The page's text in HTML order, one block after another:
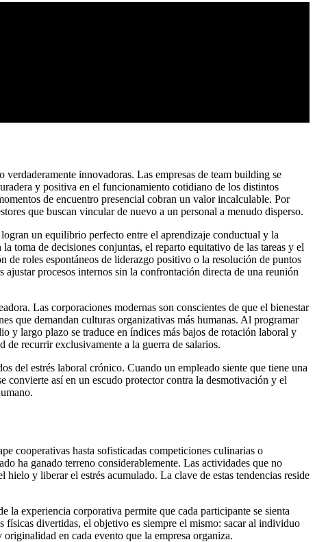
innovadoras. Las empresas de team building se
y positiva en el funcionamiento cotidiano de los distintos
de encuentro presencial cobran un valor incalculable. Por
que buscan vincular de nuevo a un personal a menudo disperso.
un equilibrio perfecto entre el aprendizaje conductual y la
toma de decisiones conjuntas, el reparto equitativo de las tareas y el
roles espontáneos de liderazgo positivo o la resolución de puntos
procesos internos sin la confrontación directa de una reunión
Las corporaciones modernas son conscientes de que el bienestar
que demandan culturas organizativas más humanas. Al programar
y largo plazo se traduce en índices más bajos de rotación laboral y
de recurrir exclusivamente a la guerra de salarios.
del estrés laboral crónico. Cuando un empleado siente que tiene una
convierte así en un escudo protector contra la desmotivación y el
cooperativas hasta sofisticadas competiciones culinarias o
ha ganado terreno considerablemente. Las actividades que no
y liberar el estrés acumulado. La clave de estas tendencias reside
la experiencia corporativa permite que cada participante se sienta
físicas divertidas, el objetivo es siempre el mismo: sacar al individuo
en cada evento que la empresa organiza.